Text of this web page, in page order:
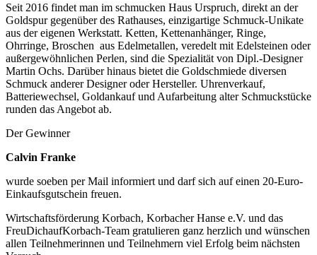
Seit 2016 findet man im schmucken Haus Urspruch, direkt an der
Goldspur gegenüber des Rathauses, einzigartige Schmuck-Unikate
aus der eigenen Werkstatt. Ketten, Kettenanhänger, Ringe,
Ohrringe, Broschen aus Edelmetallen, veredelt mit Edelsteinen oder
außergewöhnlichen Perlen, sind die Spezialität von Dipl.-Designer
Martin Ochs. Darüber hinaus bietet die Goldschmiede diversen
Schmuck anderer Designer oder Hersteller. Uhrenverkauf,
Batteriewechsel, Goldankauf und Aufarbeitung alter Schmuckstücke
runden das Angebot ab.
Der Gewinner
Calvin Franke
wurde soeben per Mail informiert und darf sich auf einen 20-Euro-
Einkaufsgutschein freuen.
Wirtschaftsförderung Korbach, Korbacher Hanse e.V. und das
FreuDichaufKorbach-Team gratulieren ganz herzlich und wünschen
allen Teilnehmerinnen und Teilnehmern viel Erfolg beim nächsten